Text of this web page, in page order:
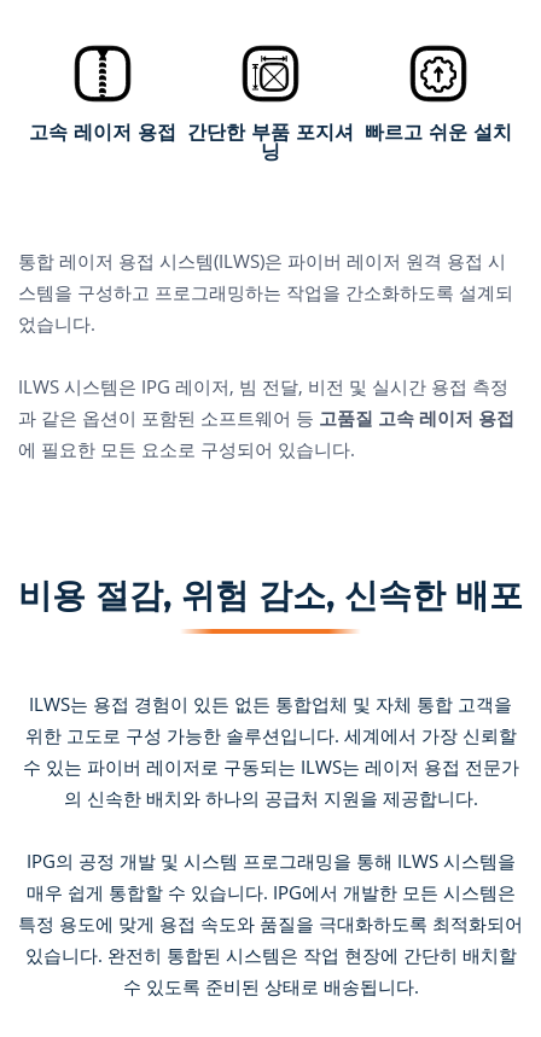
고속 레이저 용접
간단한 부품 포지셔
닝
빠르고 쉬운 설치
통합 레이저 용접 시스템(ILWS)은 파이버 레이저 원격 용접 시
스템을 구성하고 프로그래밍하는 작업을 간소화하도록 설계되
었습니다.
ILWS 시스템은 IPG 레이저, 빔 전달, 비전 및 실시간 용접 측정
과 같은 옵션이 포함된 소프트웨어 등 고품질 고속 레이저 용접
에 필요한 모든 요소로 구성되어 있습니다.
비용 절감, 위험 감소, 신속한 배포
ILWS는 용접 경험이 있든 없든 통합업체 및 자체 통합 고객을
위한 고도로 구성 가능한 솔루션입니다. 세계에서 가장 신뢰할
수 있는 파이버 레이저로 구동되는 ILWS는 레이저 용접 전문가
의 신속한 배치와 하나의 공급처 지원을 제공합니다.
IPG의 공정 개발 및 시스템 프로그래밍을 통해 ILWS 시스템을
매우 쉽게 통합할 수 있습니다. IPG에서 개발한 모든 시스템은
특정 용도에 맞게 용접 속도와 품질을 극대화하도록 최적화되어
있습니다. 완전히 통합된 시스템은 작업 현장에 간단히 배치할
수 있도록 준비된 상태로 배송됩니다.